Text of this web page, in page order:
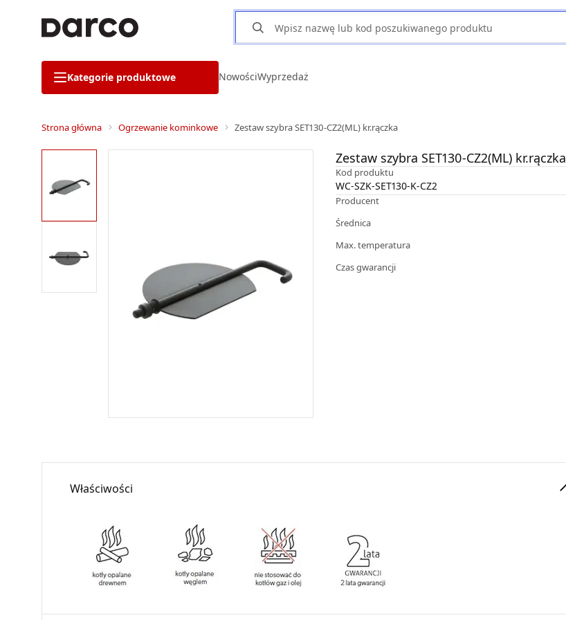
Kategorie produktowe NowościWyprzedaż
Strona główna Ogrzewanie kominkowe Zestaw szybra SET130-CZ2(ML) kr.rączka
Zestaw szybra SET130-CZ2(ML) kr.rączka
Kod produktu
WC-SZK-SET130-K-CZ2
Producent
Średnica
Max. temperatura
Czas gwarancji
Właściwości